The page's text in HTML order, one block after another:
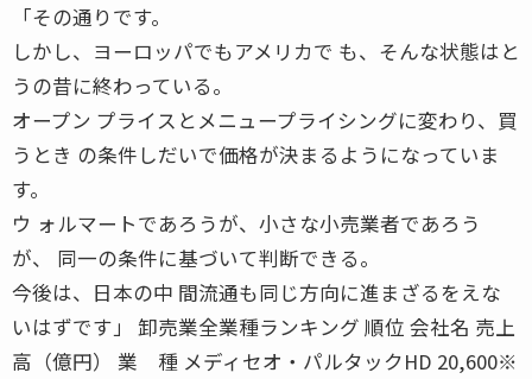
「その通りです。
しかし、ヨーロッパでもアメリカで も、そんな状態はと
うの昔に終わっている。
オープン プライスとメニュープライシングに変わり、買
うとき の条件しだいで価格が決まるようになっていま
す。
ウ ォルマートであろうが、小さな小売業者であろう
が、 同一の条件に基づいて判断できる。
今後は、日本の中 間流通も同じ方向に進まざるをえな
いはずです」 卸売業全業種ランキング 順位 会社名 売上
高（億円） 業 種 メディセオ・パルタックHD 20,600※